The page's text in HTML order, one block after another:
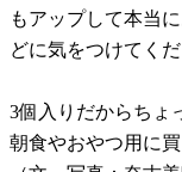
もアップして本当
どに気をつけてくだ
3個入りだからちょ
朝食やおやつ用に